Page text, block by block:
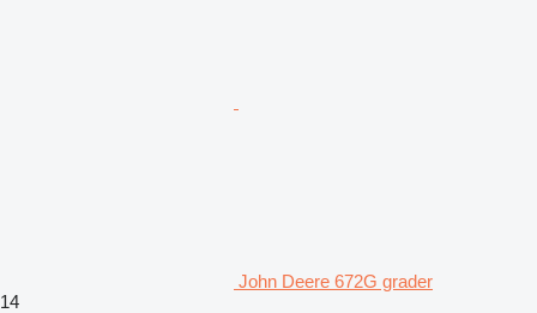
John Deere 672G grader
14